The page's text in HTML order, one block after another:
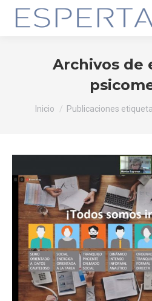
Archivos de
Estás aquí:
Inicio Publicaciones